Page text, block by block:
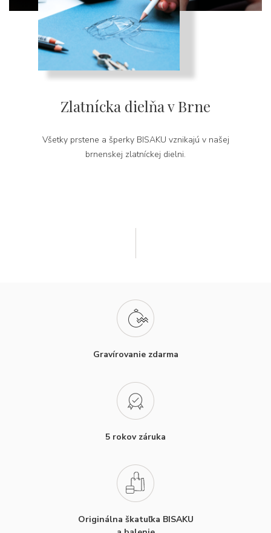
Zlatnícka dielňa v Brne
Všetky prstene a šperky BISAKU vznikajú v našej
brnenskej zlatníckej dielni.
Gravírovanie zdarma
5 rokov záruka
Originálna škatuľka BISAKU